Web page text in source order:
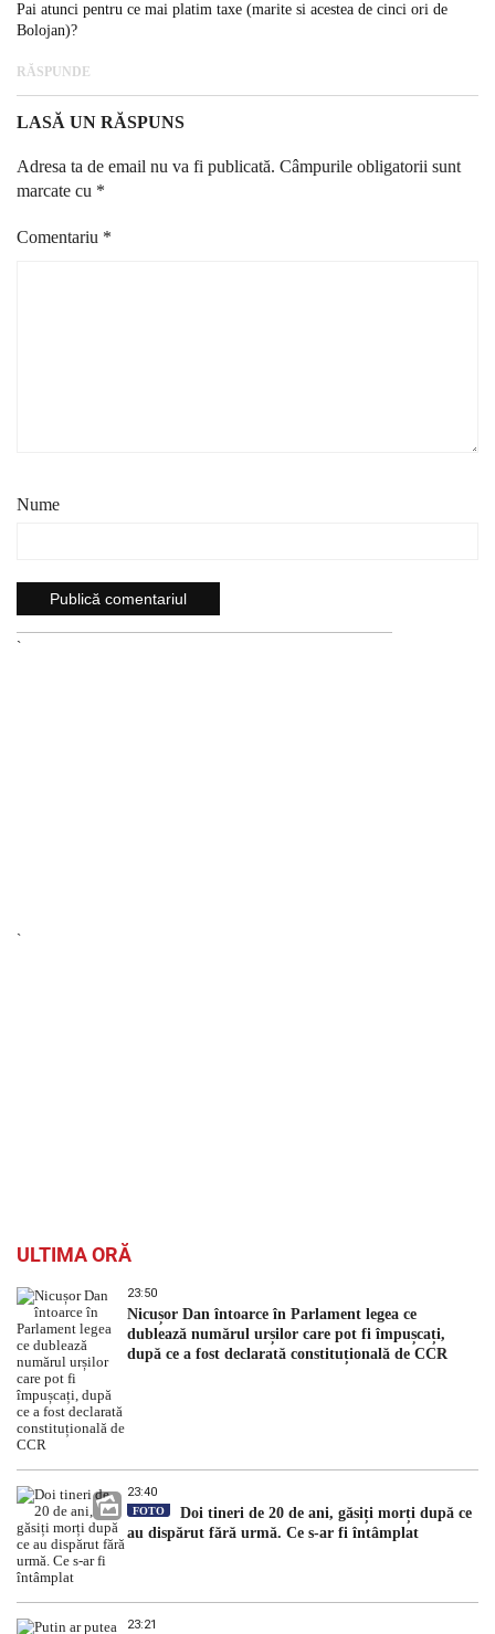
Pai atunci pentru ce mai platim taxe (marite si acestea de cinci ori de
Bolojan)?
RĂSPUNDE
LASĂ UN RĂSPUNS
Adresa ta de email nu va fi publicată. Câmpurile obligatorii sunt
marcate cu *
Comentariu *
Nume
`
`
ULTIMA ORĂ
23:50
Nicușor Dan întoarce în Parlament legea ce
dublează numărul urșilor care pot fi împușcați,
după ce a fost declarată constituțională de CCR
23:40
FOTO
Doi tineri de 20 de ani, găsiți morți după ce
au dispărut fără urmă. Ce s-ar fi întâmplat
23:21